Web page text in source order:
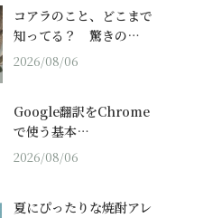
コアラのこと、どこまで
知ってる？ 驚きの…
2026/08/06
Google翻訳をChrome
で使う基本…
2026/08/06
夏にぴったりな焼酎アレ